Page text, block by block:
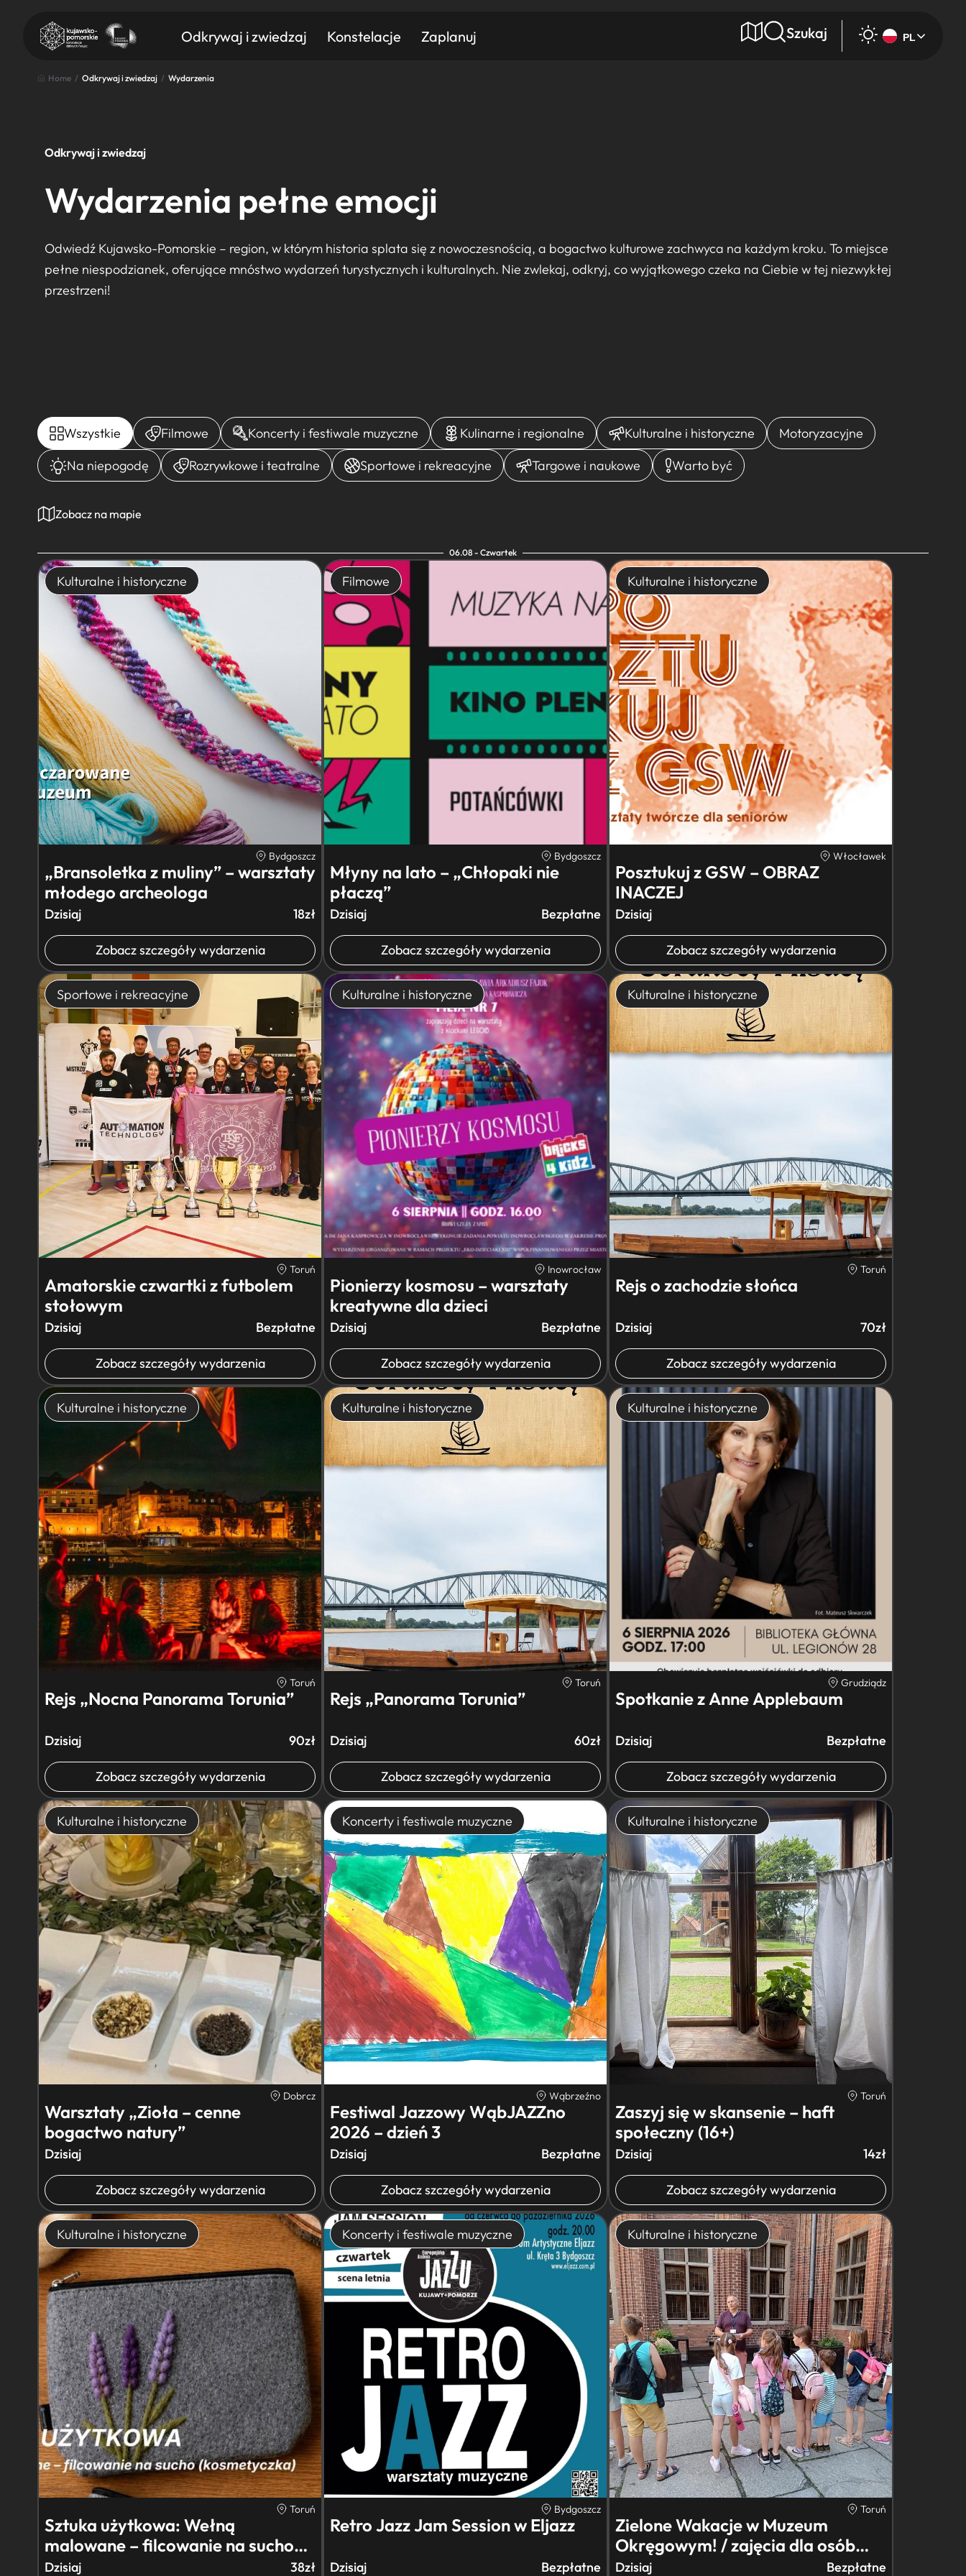
Odkrywaj i zwiedzaj Konstelacje Zaplanuj Szukaj PL
Nazwa atrakcji
Home / Odkrywaj i zwiedzaj / Wydarzenia
Odkrywaj i zwiedzaj
Wydarzenia pełne emocji
Odwiedź Kujawsko-Pomorskie – region, w którym historia splata się z nowoczesnością, a bogactwo kulturowe zachwyca na każdym kroku. To miejsce
pełne niespodzianek, oferujące mnóstwo wydarzeń turystycznych i kulturalnych. Nie zwlekaj, odkryj, co wyjątkowego czeka na Ciebie w tej niezwykłej
przestrzeni!
Wszystkie Filmowe Koncerty i festiwale muzyczne Kulinarne i regionalne Kulturalne i historyczne
Motoryzacyjne
Na niepogodę
Rozrywkowe i teatralne Sportowe i rekreacyjne Targowe i naukowe Warto być
Zobacz na mapie
06.08 - Czwartek
Kulturalne i historyczne
Bydgoszcz
„Bransoletka z muliny” – warsztaty
młodego archeologa
Dzisiaj 18zł
Zobacz szczegóły wydarzenia
Filmowe
Bydgoszcz
Młyny na lato – „Chłopaki nie
płaczą”
Dzisiaj Bezpłatne
Zobacz szczegóły wydarzenia
Kulturalne i historyczne
Włocławek
Posztukuj z GSW – OBRAZ
INACZEJ
Dzisiaj
Zobacz szczegóły wydarzenia
Sportowe i rekreacyjne
Toruń
Amatorskie czwartki z futbolem
stołowym
Dzisiaj Bezpłatne
Zobacz szczegóły wydarzenia
Kulturalne i historyczne
Inowrocław
Pionierzy kosmosu – warsztaty
kreatywne dla dzieci
Dzisiaj Bezpłatne
Zobacz szczegóły wydarzenia
Kulturalne i historyczne
Toruń
Rejs o zachodzie słońca
Dzisiaj 70zł
Zobacz szczegóły wydarzenia
Kulturalne i historyczne
Toruń
Rejs „Nocna Panorama Torunia”
Dzisiaj 90zł
Zobacz szczegóły wydarzenia
Kulturalne i historyczne
Toruń
Rejs „Panorama Torunia”
Dzisiaj 60zł
Zobacz szczegóły wydarzenia
Kulturalne i historyczne
Grudziądz
Spotkanie z Anne Applebaum
Dzisiaj Bezpłatne
Zobacz szczegóły wydarzenia
Kulturalne i historyczne
Dobrcz
Warsztaty „Zioła – cenne
bogactwo natury”
Dzisiaj
Zobacz szczegóły wydarzenia
Koncerty i festiwale muzyczne
Wąbrzeźno
Festiwal Jazzowy WąbJAZZno
2026 – dzień 3
Dzisiaj Bezpłatne
Zobacz szczegóły wydarzenia
Kulturalne i historyczne
Toruń
Zaszyj się w skansenie – haft
społeczny (16+)
Dzisiaj 14zł
Zobacz szczegóły wydarzenia
Kulturalne i historyczne
Toruń
Sztuka użytkowa: Wełną
malowane – filcowanie na sucho
(kosme…
Dzisiaj 38zł
Koncerty i festiwale muzyczne
Bydgoszcz
Retro Jazz Jam Session w Eljazz
Dzisiaj Bezpłatne
Kulturalne i historyczne
Toruń
Zielone Wakacje w Muzeum
Okręgowym! / zajęcia dla osób
indyw…
Dzisiaj Bezpłatne